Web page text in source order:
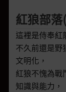
紅狼部
這裡是侍奉紅
不久前還是野
文明化，
紅狼不愧為戰
知識與能力，